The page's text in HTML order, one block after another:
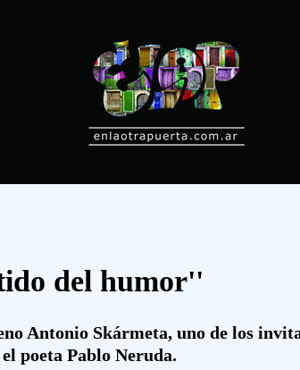
del humor''
Antonio Skármeta, uno de los
poeta Pablo Neruda.